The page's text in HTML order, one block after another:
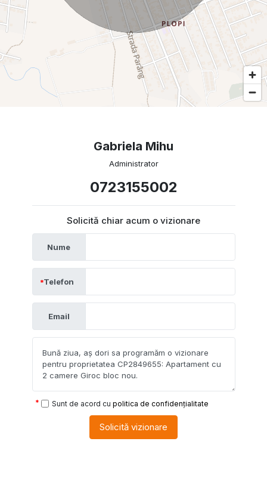
Gabriela Mihu
Administrator
0723155002
Solicită chiar acum o vizionare
Nume
Telefon
Email
Sunt de acord cu politica de confidențialitate
Solicită vizionare